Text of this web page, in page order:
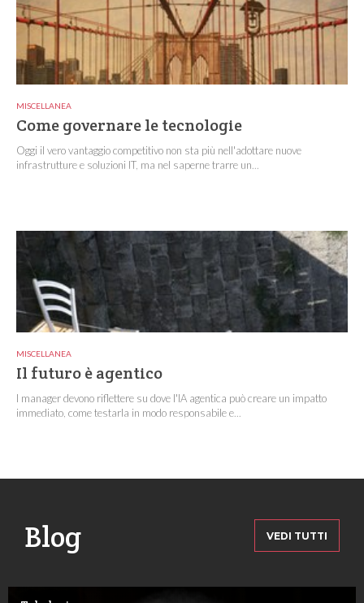
MISCELLANEA
Come governare le tecnologie
Oggi il vero vantaggio competitivo non sta più nell'adottare nuove
infrastrutture e soluzioni IT, ma nel saperne trarre un...
MISCELLANEA
Il futuro è agentico
I manager devono riflettere su dove l'IA agentica può creare un impatto
immediato, come testarla in modo responsabile e...
Blog VEDI TUTTI